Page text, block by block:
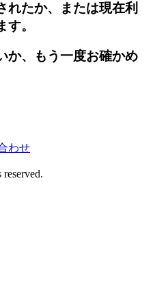
れたか、または現在利
。
か、もう一度お確かめ
わせ